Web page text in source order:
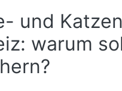
und
warum